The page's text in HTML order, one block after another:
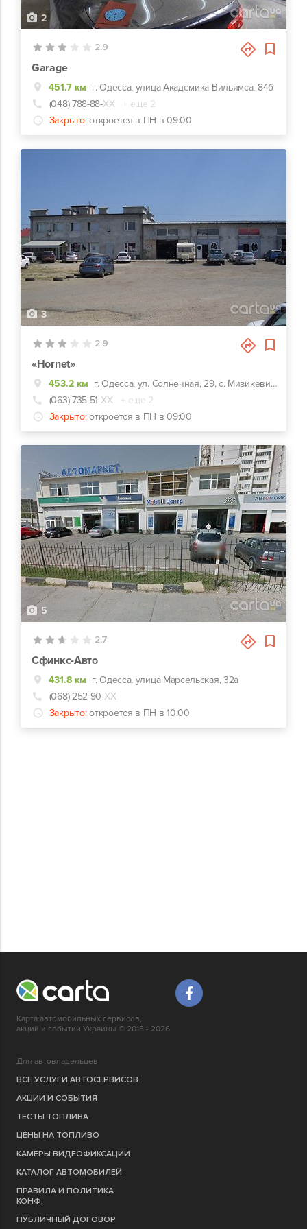
2
2.9
Garage
451.7 км г. Одесса, улица Академика Вильямса, 84б
(048) 788-88-ХХ
+ еще 2
Закрыто: откроется в ПН в 09:00
3
2.9
«Hornet»
453.2 км
г. Одесса, ул. Солнечная, 29, с. Мизикевича
(063) 735-51-ХХ
+ еще 2
Закрыто: откроется в ПН в 09:00
5
2.7
Сфинкс-Авто
431.8 км г. Одесса, улица Марсельская, 32а
(068) 252-90-ХХ
Закрыто: откроется в ПН в 10:00
Карта автомобильных сервисов,
акций и событий Украины © 2018 - 2026
Для автовладельцев
ВСЕ УСЛУГИ АВТОСЕРВИСОВ
АКЦИИ И СОБЫТИЯ
ТЕСТЫ ТОПЛИВА
ЦЕНЫ НА ТОПЛИВО
КАМЕРЫ ВИДЕОФИКСАЦИИ
КАТАЛОГ АВТОМОБИЛЕЙ
ПРАВИЛА И ПОЛИТИКА
КОНФ.
ПУБЛИЧНЫЙ ДОГОВОР